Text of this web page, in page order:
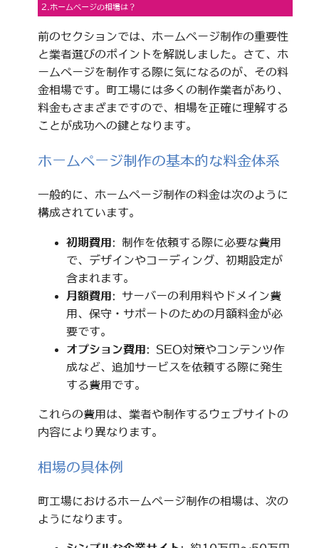
2.ホームページの相場は？
前のセクションでは、ホームページ制作の重要性
と業者選びのポイントを解説しました。さて、ホ
ームページを制作する際に気になるのが、その料
金相場です。町工場には多くの制作業者があり、
料金もさまざまですので、相場を正確に理解する
ことが成功への鍵となります。
ホームページ制作の基本的な料金体系
一般的に、ホームページ制作の料金は次のように
構成されています。
初期費用: 制作を依頼する際に必要な費用
で、デザインやコーディング、初期設定が
含まれます。
月額費用: サーバーの利用料やドメイン費
用、保守・サポートのための月額料金が必
要です。
オプション費用: SEO対策やコンテンツ作
成など、追加サービスを依頼する際に発生
する費用です。
これらの費用は、業者や制作するウェブサイトの
内容により異なります。
相場の具体例
町工場におけるホームページ制作の相場は、次の
ようになります。